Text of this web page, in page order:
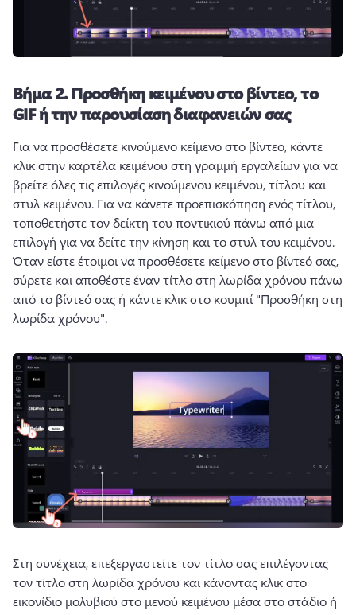
Βήμα 2.Προσθήκη κειμένου στο βίντεο, το
GIF ή την παρουσίαση διαφανειών σας
Για να προσθέσετε κινούμενο κείμενο στο βίντεο, κάντε
κλικ στην καρτέλα κειμένου στη γραμμή εργαλείων για να
βρείτε όλες τις επιλογές κινούμενου κειμένου, τίτλου και
στυλ κειμένου. Για να κάνετε προεπισκόπηση ενός τίτλου,
τοποθετήστε τον δείκτη του ποντικιού πάνω από μια
Όταν είστε έτοιμοι να προσθέσετε κείμενο στο βίντεό σας,
σύρετε και αποθέστε έναν τίτλο στη λωρίδα χρόνου πάνω
από το βίντεό σας ή κάντε κλικ στο κουμπί "Προσθήκη στη
λωρίδα χρόνου".
Στη συνέχεια, επεξεργαστείτε τον τίτλο σας επιλέγοντας
τον τίτλο στη λωρίδα χρόνου και κάνοντας κλικ στο
εικονίδιο μολυβιού στο μενού κειμένου μέσα στο στάδιο ή